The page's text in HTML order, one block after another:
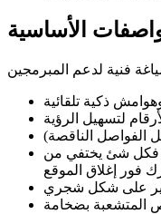
الأساسية
فكل شئ يختفي من